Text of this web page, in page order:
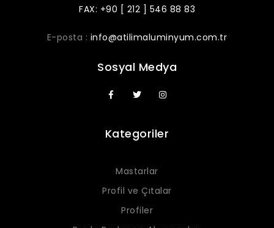
FAX: +90 [ 212 ] 546 88 83
E-posta : info@atilimaluminyum.com.tr
Sosyal Medya
Kategoriler
Mastarlar
Profil ve Çıtalar
Profiler